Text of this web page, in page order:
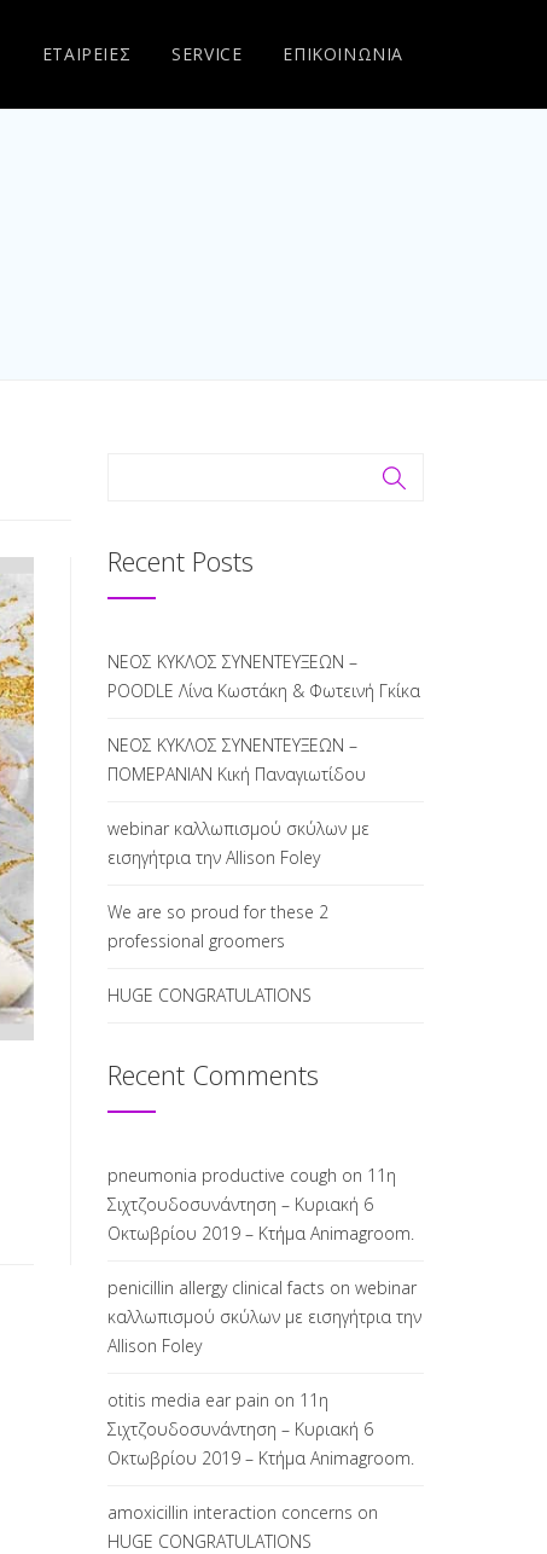
ΕΤΑΙΡΕΙΕΣ SERVICE ΕΠΙΚΟΙΝΩΝΙΑ
Recent Posts
ΝΕΟΣ ΚΥΚΛΟΣ ΣΥΝΕΝΤΕΥΞΕΩΝ –
POODLE Λίνα Κωστάκη & Φωτεινή Γκίκα
ΝΕΟΣ ΚΥΚΛΟΣ ΣΥΝΕΝΤΕΥΞΕΩΝ –
ΠΟΜΕΡΑΝΙΑΝ Κική Παναγιωτίδου
webinar καλλωπισμού σκύλων με
εισηγήτρια την Allison Foley
We are so proud for these 2
professional groomers
HUGE CONGRATULATIONS
Recent Comments
pneumonia productive cough on 11η
Σιχτζουδοσυνάντηση – Κυριακή 6
Οκτωβρίου 2019 – Κτήμα Animagroom.
penicillin allergy clinical facts on webinar
καλλωπισμού σκύλων με εισηγήτρια την
Allison Foley
otitis media ear pain on 11η
Σιχτζουδοσυνάντηση – Κυριακή 6
Οκτωβρίου 2019 – Κτήμα Animagroom.
amoxicillin interaction concerns on
HUGE CONGRATULATIONS